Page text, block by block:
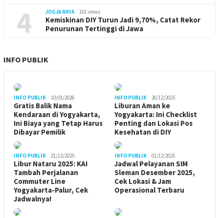
4 JOGJA RAYA 161 views
Kemiskinan DIY Turun Jadi 9,70%, Catat Rekor
Penurunan Tertinggi di Jawa
INFO PUBLIK
INFO PUBLIK 10/01/2026
Gratis Balik Nama
Kendaraan di Yogyakarta,
Ini Biaya yang Tetap Harus
Dibayar Pemilik
INFO PUBLIK 26/12/2025
Liburan Aman ke
Yogyakarta: Ini Checklist
Penting dan Lokasi Pos
Kesehatan di DIY
INFO PUBLIK 21/12/2025
Libur Nataru 2025: KAI
Tambah Perjalanan
Commuter Line
Yogyakarta-Palur, Cek
Jadwalnya!
INFO PUBLIK 01/12/2025
Jadwal Pelayanan SIM
Sleman Desember 2025,
Cek Lokasi & Jam
Operasional Terbaru